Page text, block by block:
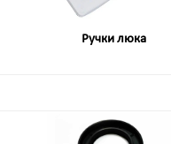
Ручки люка